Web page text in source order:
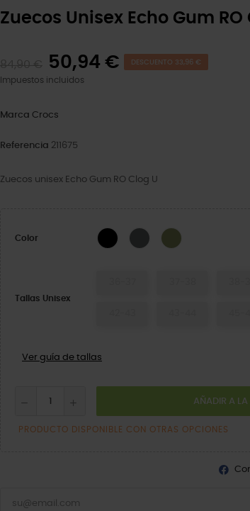
Zuecos Unisex Echo Gum RO
50,94 € DESCUENTO 33,96 €
Impuestos incluidos
Marca Crocs
Referencia 211675
Zuecos unisex Echo Gum RO Clog U
Color Black Slate GreyArmy Green
Tallas Unisex
Ver guía de tallas
AÑADIR A LA
PRODUCTO DISPONIBLE CON OTRAS OPCIONES